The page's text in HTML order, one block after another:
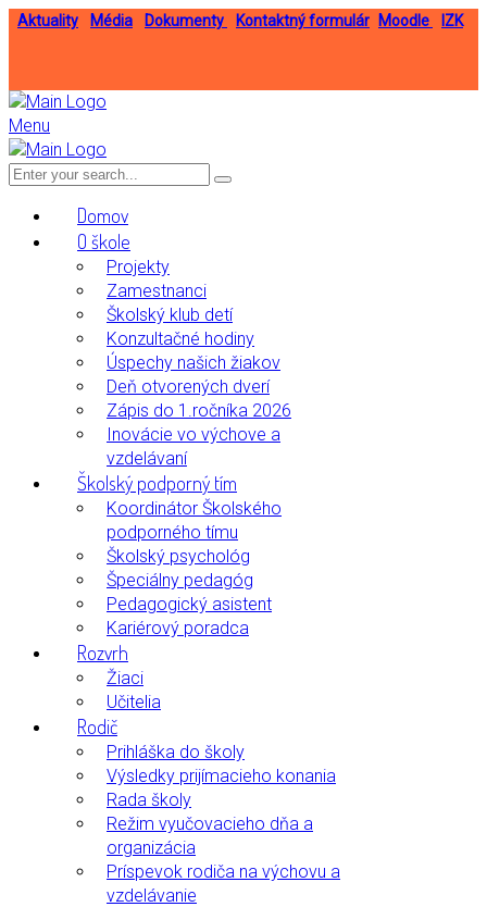
Aktuality Média Dokumenty IZK
Moodle
Kontaktný formulár
Menu
Domov
O škole
Projekty
Zamestnanci
Školský klub detí
Konzultačné hodiny
Úspechy našich žiakov
Deň otvorených dverí
Zápis do 1.ročníka 2026
Inovácie vo výchove a
vzdelávaní
Školský podporný tím
Koordinátor Školského
podporného tímu
Školský psychológ
Špeciálny pedagóg
Pedagogický asistent
Kariérový poradca
Rozvrh
Žiaci
Učitelia
Rodič
Prihláška do školy
Výsledky prijímacieho konania
Rada školy
Režim vyučovacieho dňa a
organizácia
Príspevok rodiča na výchovu a
vzdelávanie